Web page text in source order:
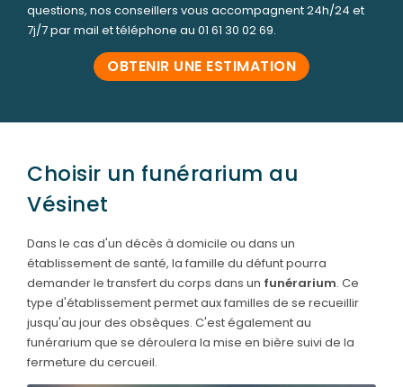
questions, nos conseillers vous accompagnent 24h/24 et
7j/7 par mail et téléphone au 01 61 30 02 69.
OBTENIR UNE ESTIMATION
Choisir un funérarium au
Vésinet
Dans le cas d'un décès à domicile ou dans un
établissement de santé, la famille du défunt pourra
demander le transfert du corps dans un funérarium. Ce
type d'établissement permet aux familles de se recueillir
jusqu'au jour des obsèques. C'est également au
funérarium que se déroulera la mise en bière suivi de la
fermeture du cercueil.